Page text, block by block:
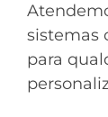
sistemas
para